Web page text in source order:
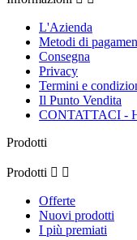
L'Azienda
Metodi di
Consegna
Privacy
Termini e
Il Punto Vendita
CONTATTACI -
Prodotti
Prodotti  
Offerte
Nuovi prodotti
I più premiati